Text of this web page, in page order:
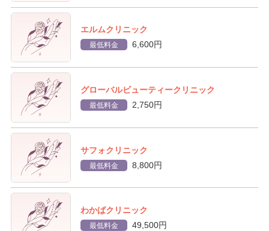
エルムクリニック
最低料金 6,600円
グローバルビューティークリニック
最低料金 2,750円
サフォクリニック
最低料金 8,800円
わかばクリニック
最低料金 49,500円